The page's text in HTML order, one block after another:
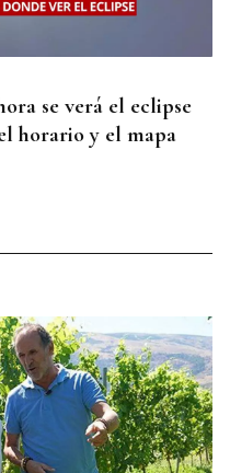
se verá el eclipse
horario y el mapa